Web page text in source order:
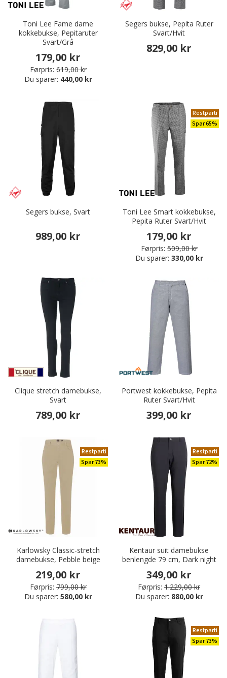
Toni Lee Fame dame
kokkebukse, Pepitaruter
Svart/Grå
179,00 kr
Førpris: 619,00 kr
Du sparer: 440,00 kr
Segers bukse, Pepita Ruter
Svart/Hvit
829,00 kr
Segers bukse, Svart
989,00 kr
Restparti
Spar 65%
Toni Lee Smart kokkebukse,
Pepita Ruter Svart/Hvit
179,00 kr
Førpris: 509,00 kr
Du sparer: 330,00 kr
Clique stretch damebukse,
Svart
789,00 kr
Portwest kokkebukse, Pepita
Ruter Svart/Hvit
399,00 kr
Restparti
Spar 73%
Karlowsky Classic-stretch
damebukse, Pebble beige
219,00 kr
Førpris: 799,00 kr
Du sparer: 580,00 kr
Restparti
Spar 72%
Kentaur suit damebukse
benlengde 79 cm, Dark night
349,00 kr
Førpris: 1.229,00 kr
Du sparer: 880,00 kr
Restparti
Spar 73%